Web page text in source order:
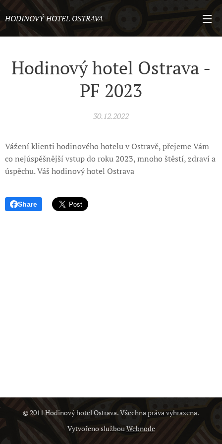
HODINOVÝ HOTEL OSTRAVA
Hodinový hotel Ostrava -
PF 2023
30.12.2022
Vážení klienti hodinového hotelu v Ostravě, přejeme Vám
co nejúspěšnější vstup do roku 2023, mnoho štěstí, zdraví a
úspěchu. Váš hodinový hotel Ostrava
Share
© 2011 Hodinový hotel Ostrava. Všechna práva vyhrazena.
Vytvořeno službouWebnode